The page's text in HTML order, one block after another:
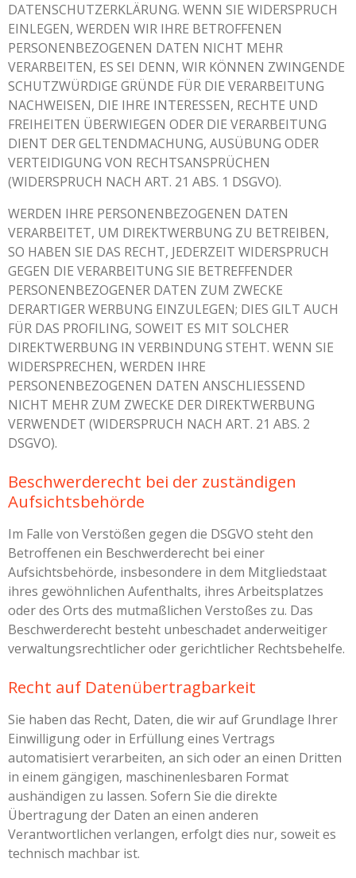
DATENSCHUTZERKLÄRUNG. WENN SIE WIDERSPRUCH
EINLEGEN, WERDEN WIR IHRE BETROFFENEN
PERSONENBEZOGENEN DATEN NICHT MEHR
VERARBEITEN, ES SEI DENN, WIR KÖNNEN ZWINGENDE
SCHUTZWÜRDIGE GRÜNDE FÜR DIE VERARBEITUNG
NACHWEISEN, DIE IHRE INTERESSEN, RECHTE UND
FREIHEITEN ÜBERWIEGEN ODER DIE VERARBEITUNG
DIENT DER GELTENDMACHUNG, AUSÜBUNG ODER
VERTEIDIGUNG VON RECHTSANSPRÜCHEN
(WIDERSPRUCH NACH ART. 21 ABS. 1 DSGVO).
WERDEN IHRE PERSONENBEZOGENEN DATEN
VERARBEITET, UM DIREKTWERBUNG ZU BETREIBEN,
SO HABEN SIE DAS RECHT, JEDERZEIT WIDERSPRUCH
GEGEN DIE VERARBEITUNG SIE BETREFFENDER
PERSONENBEZOGENER DATEN ZUM ZWECKE
DERARTIGER WERBUNG EINZULEGEN; DIES GILT AUCH
FÜR DAS PROFILING, SOWEIT ES MIT SOLCHER
DIREKTWERBUNG IN VERBINDUNG STEHT. WENN SIE
WIDERSPRECHEN, WERDEN IHRE
PERSONENBEZOGENEN DATEN ANSCHLIESSEND
NICHT MEHR ZUM ZWECKE DER DIREKTWERBUNG
VERWENDET (WIDERSPRUCH NACH ART. 21 ABS. 2
DSGVO).
Beschwerde­recht bei der zuständigen
Aufsichts­behörde
Im Falle von Verstößen gegen die DSGVO steht den
Betroffenen ein Beschwerderecht bei einer
Aufsichtsbehörde, insbesondere in dem Mitgliedstaat
ihres gewöhnlichen Aufenthalts, ihres Arbeitsplatzes
oder des Orts des mutmaßlichen Verstoßes zu. Das
Beschwerderecht besteht unbeschadet anderweitiger
verwaltungsrechtlicher oder gerichtlicher Rechtsbehelfe.
Recht auf Daten­übertrag­barkeit
Sie haben das Recht, Daten, die wir auf Grundlage Ihrer
Einwilligung oder in Erfüllung eines Vertrags
automatisiert verarbeiten, an sich oder an einen Dritten
in einem gängigen, maschinenlesbaren Format
aushändigen zu lassen. Sofern Sie die direkte
Übertragung der Daten an einen anderen
Verantwortlichen verlangen, erfolgt dies nur, soweit es
technisch machbar ist.